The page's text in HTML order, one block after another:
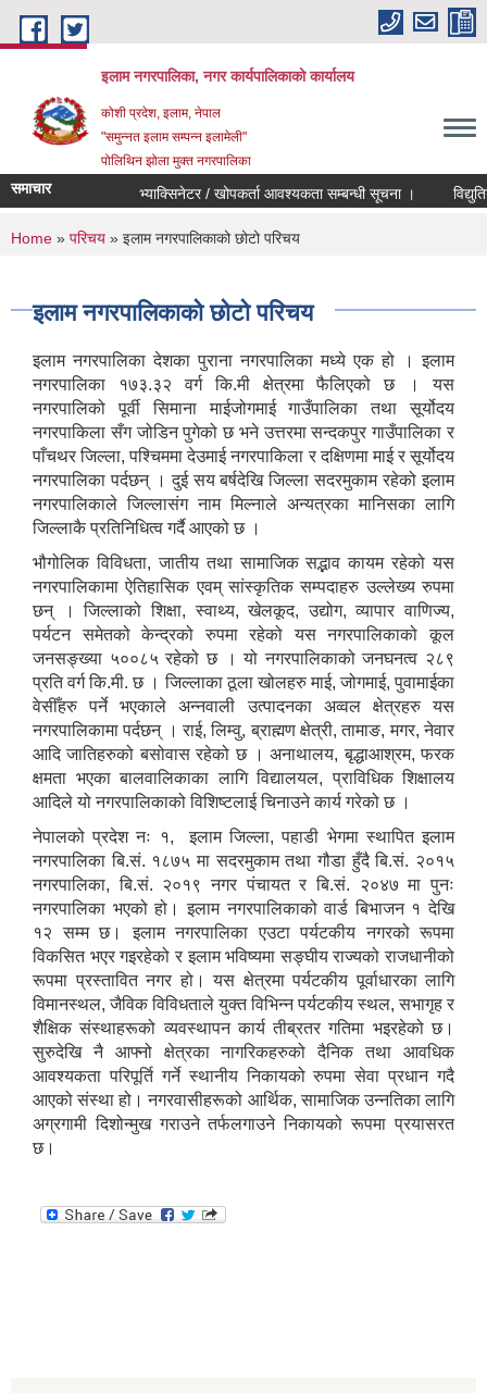
Skip to main content
इलाम नगरपालिका, नगर कार्यपालिकाको कार्यालय
कोशी प्रदेश, इलाम, नेपाल
"समुन्नत इलाम सम्पन्न इलामेली"
पोलिथिन झोला मुक्त नगरपालिका
समाचार भ्याक्सिनेटर / खोपकर्ता आवश्यकता सम्बन्धी सूचना । विद्युतिय
You are here
Home » परिचय » इलाम नगरपालिकाको छोटो परिचय
इलाम नगरपालिकाको छोटो परिचय
इलाम नगरपालिका देशका पुराना नगरपालिका मध्ये एक हो । इलाम
नगरपालिका १७३.३२ वर्ग कि.मी क्षेत्रमा फैलिएको छ । यस
नगरपालिको पूर्वी सिमाना माईजोगमाई गाउँपालिका तथा सूर्योदय
नगरपाकिला सँग जोडिन पुगेको छ भने उत्तरमा सन्दकपुर गाउँपालिका र
पाँचथर जिल्ला, पश्चिममा देउमाई नगरपाकिला र दक्षिणमा माई र सूर्योदय
नगरपालिका पर्दछन् । दुई सय बर्षदेखि जिल्ला सदरमुकाम रहेको इलाम
नगरपालिकाले जिल्लासंग नाम मिल्नाले अन्यत्रका मानिसका लागि
जिल्लाकै प्रतिनिधित्व गर्दै आएको छ ।
भौगोलिक विविधता, जातीय तथा सामाजिक सद्भाव कायम रहेको यस
नगरपालिकामा ऐतिहासिक एवम् सांस्कृतिक सम्पदाहरु उल्लेख्य रुपमा
छन् । जिल्लाको शिक्षा, स्वाथ्य, खेलकूद, उद्योग, व्यापार वाणिज्य,
पर्यटन समेतको केन्द्रको रुपमा रहेको यस नगरपालिकाको कूल
जनसङ्ख्या ५००८५ रहेको छ । यो नगरपालिकाको जनघनत्व २८९
प्रति वर्ग कि.मी. छ । जिल्लाका ठूला खोलहरु माई, जोगमाई, पुवामाईका
वेसीँहरु पर्ने भएकाले अन्नवाली उत्पादनका अव्वल क्षेत्रहरु यस
नगरपालिकामा पर्दछन् । राई, लिम्वु, ब्राह्मण क्षेत्री, तामाङ, मगर, नेवार
आदि जातिहरुको बसोवास रहेको छ । अनाथालय, बृद्धाआश्रम, फरक
क्षमता भएका बालवालिकाका लागि विद्यालयल, प्राविधिक शिक्षालय
आदिले यो नगरपालिकाको विशिष्टलाई चिनाउने कार्य गरेको छ ।
नेपालको प्रदेश नः १, इलाम जिल्ला, पहाडी भेगमा स्थापित इलाम
नगरपालिका बि.सं. १८७५ मा सदरमुकाम तथा गौडा हुँदै बि.सं. २०१५
नगरपालिका, बि.सं. २०१९ नगर पंचायत र बि.सं. २०४७ मा पुनः
नगरपालिका भएको हो। इलाम नगरपालिकाको वार्ड बिभाजन १ देखि
१२ सम्म छ। इलाम नगरपालिका एउटा पर्यटकीय नगरको रूपमा
विकसित भएर गइरहेको र इलाम भविष्यमा सङ्घीय राज्यको राजधानीको
रूपमा प्रस्तावित नगर हो। यस क्षेत्रमा पर्यटकीय पूर्वाधारका लागि
विमानस्थल, जैविक विविधताले युक्त विभिन्न पर्यटकीय स्थल, सभागृह र
शैक्षिक संस्थाहरूको व्यवस्थापन कार्य तीब्रतर गतिमा भइरहेको छ।
सुरुदेखि नै आफ्नो क्षेत्रका नागरिकहरुको दैनिक तथा आवधिक
आवश्यकता परिपूर्ति गर्ने स्थानीय निकायको रुपमा सेवा प्रधान गदै
आएको संस्था हो। नगरवासीहरूको आर्थिक, सामाजिक उन्नतिका लागि
अग्रगामी दिशोन्मुख गराउने तर्फलगाउने निकायको रूपमा प्रयासरत
छ।